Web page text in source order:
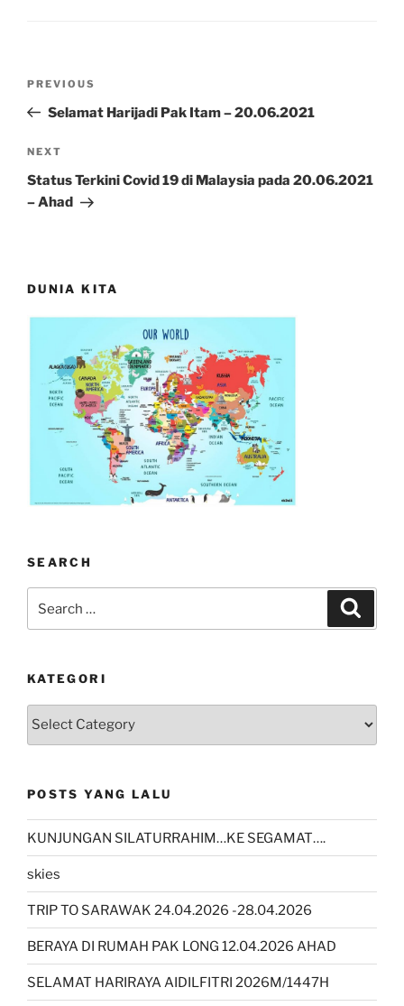
Previous
Post
PREVIOUS
Selamat Harijadi Pak Itam – 20.06.2021
Next
Post
NEXT
Status Terkini Covid 19 di Malaysia pada 20.06.2021
– Ahad
DUNIA KITA
SEARCH
for:
KATEGORI
kategori
POSTS YANG LALU
KUNJUNGAN SILATURRAHIM…KE SEGAMAT….
skies
TRIP TO SARAWAK 24.04.2026 -28.04.2026
BERAYA DI RUMAH PAK LONG 12.04.2026 AHAD
SELAMAT HARIRAYA AIDILFITRI 2026M/1447H